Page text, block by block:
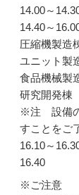
14.00～
14.40～
圧縮機製造
ユニット製
食品機械製
研究開発棟
※注 設備の
すことをご
16.10～
16.40
※ご注意